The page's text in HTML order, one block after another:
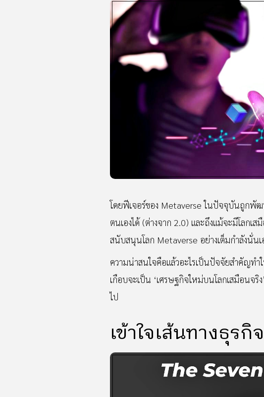
โดยฟีเจอร์ของ Metaverse ในปัจจุบันถูกพั
ตนเองได้ (ต่างจาก 2.0) และถึงแม้จะมีโลกเ
สนับสนุนโลก Metaverse อย่างเต็มกำลังนั่นเ
ความน่าสนใจคือแล้วอะไรเป็นปัจจัยสำคัญทำ
เกือบจะเป็น ‘เศรษฐกิจใหม่บนโลกเสมือนจริ
ไป
เข้าใจเส้นทางธุร